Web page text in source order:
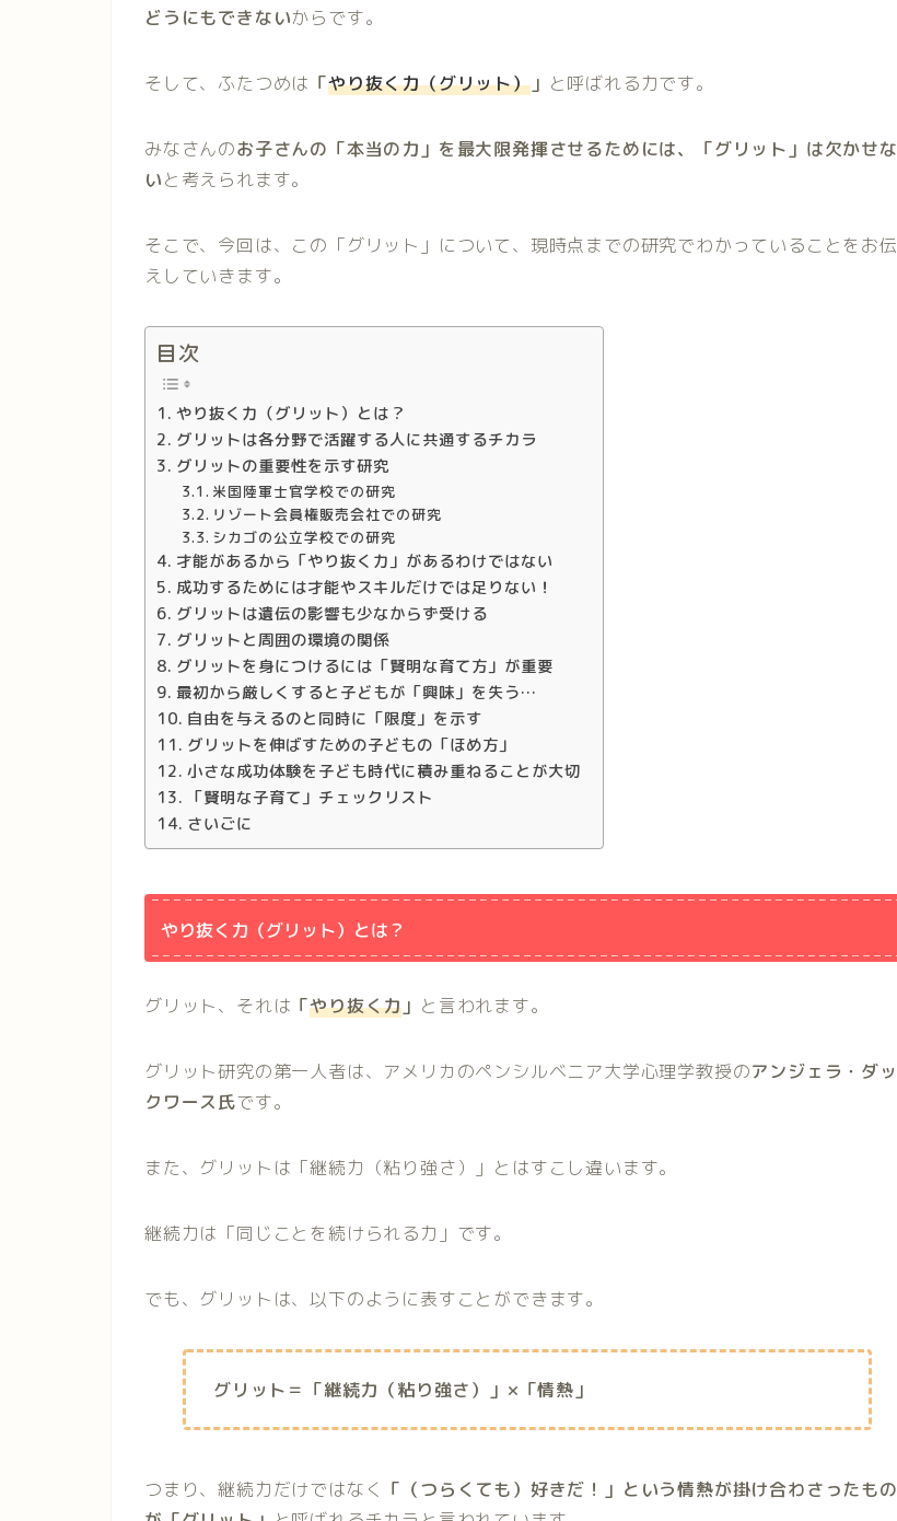
どうにもできないからです。
そして、ふたつめは 「やり抜く力（グリット）」 と呼ばれる力です。
みなさんのお子さんの「本当の力」を最大限発揮させるためには、「グリット」は欠かせな
いと考えられます。
そこで、今回は、この「グリット」について、現時点までの研究でわかっていることをお伝
えしていきます。
目次
やり抜く力（グリット）とは？
グリットは各分野で活躍する人に共通するチカラ
グリットの重要性を示す研究
米国陸軍士官学校での研究
リゾート会員権販売会社での研究
シカゴの公立学校での研究
才能があるから「やり抜く力」があるわけではない
成功するためには才能やスキルだけでは足りない！
グリットは遺伝の影響も少なからず受ける
グリットと周囲の環境の関係
グリットを身につけるには「賢明な育て方」が重要
最初から厳しくすると子どもが「興味」を失う…
自由を与えるのと同時に「限度」を示す
グリットを伸ばすための子どもの「ほめ方」
小さな成功体験を子ども時代に積み重ねることが大切
「賢明な子育て」チェックリスト
さいごに
やり抜く力（グリット）とは？
グリット、それは 「やり抜く力 」 と言われます。
グリット研究の第一人者は、アメリカのペンシルベニア大学心理学教授のアンジェラ・ダッ
クワース氏です。
また、グリットは「継続力（粘り強さ）」とはすこし違います。
継続力は「同じことを続けられる力」です。
でも、グリットは、以下のように表すことができます。
グリット＝「継続力（粘り強さ）」×「情熱」
つまり、継続力だけではなく 「（つらくても）好きだ！」という情熱が掛け合わさったもの